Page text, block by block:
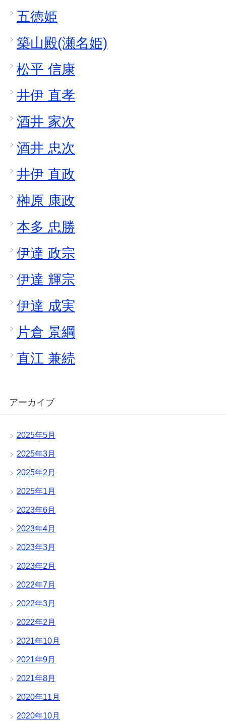
五徳姫
築山殿(瀬名姫)
松平 信康
井伊 直孝
酒井 家次
酒井 忠次
井伊 直政
榊原 康政
本多 忠勝
伊達 政宗
伊達 輝宗
伊達 成実
片倉 景綱
直江 兼続
アーカイブ
2025年5月
2025年3月
2025年2月
2025年1月
2023年6月
2023年4月
2023年3月
2023年2月
2022年7月
2022年3月
2022年2月
2021年10月
2021年9月
2021年8月
2020年11月
2020年10月